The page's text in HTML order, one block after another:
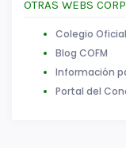
OTRAS WEBS
Colegio
Blog COFM
Información
Portal del